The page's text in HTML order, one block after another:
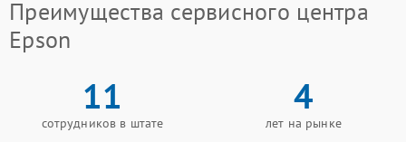
Преимущества сервисного центра
Epson
11
сотрудников в штате
4
лет на рынке